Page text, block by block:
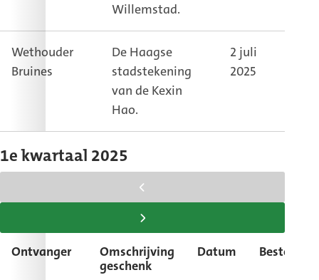
Willemstad.
Wethouder
Bruines
De Haagse
stadstekening
van de Kexin
Hao.
2 juli
2025
1e kwartaal 2025
naar
links
tabel
Ontvanger
Omschrijving
geschenk
Datum